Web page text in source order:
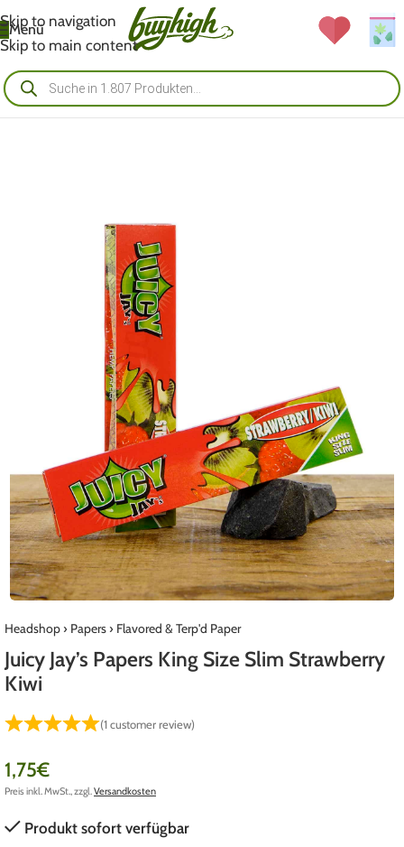
Skip to navigation
Skip to main content
Menü
Headshop› Papers› Flavored & Terp'd Paper
Juicy Jay’s Papers King Size Slim Strawberry
Kiwi
(1customer review)
1,75€
Preis inkl. MwSt., zzgl.Versandkosten
Produkt sofort verfügbar